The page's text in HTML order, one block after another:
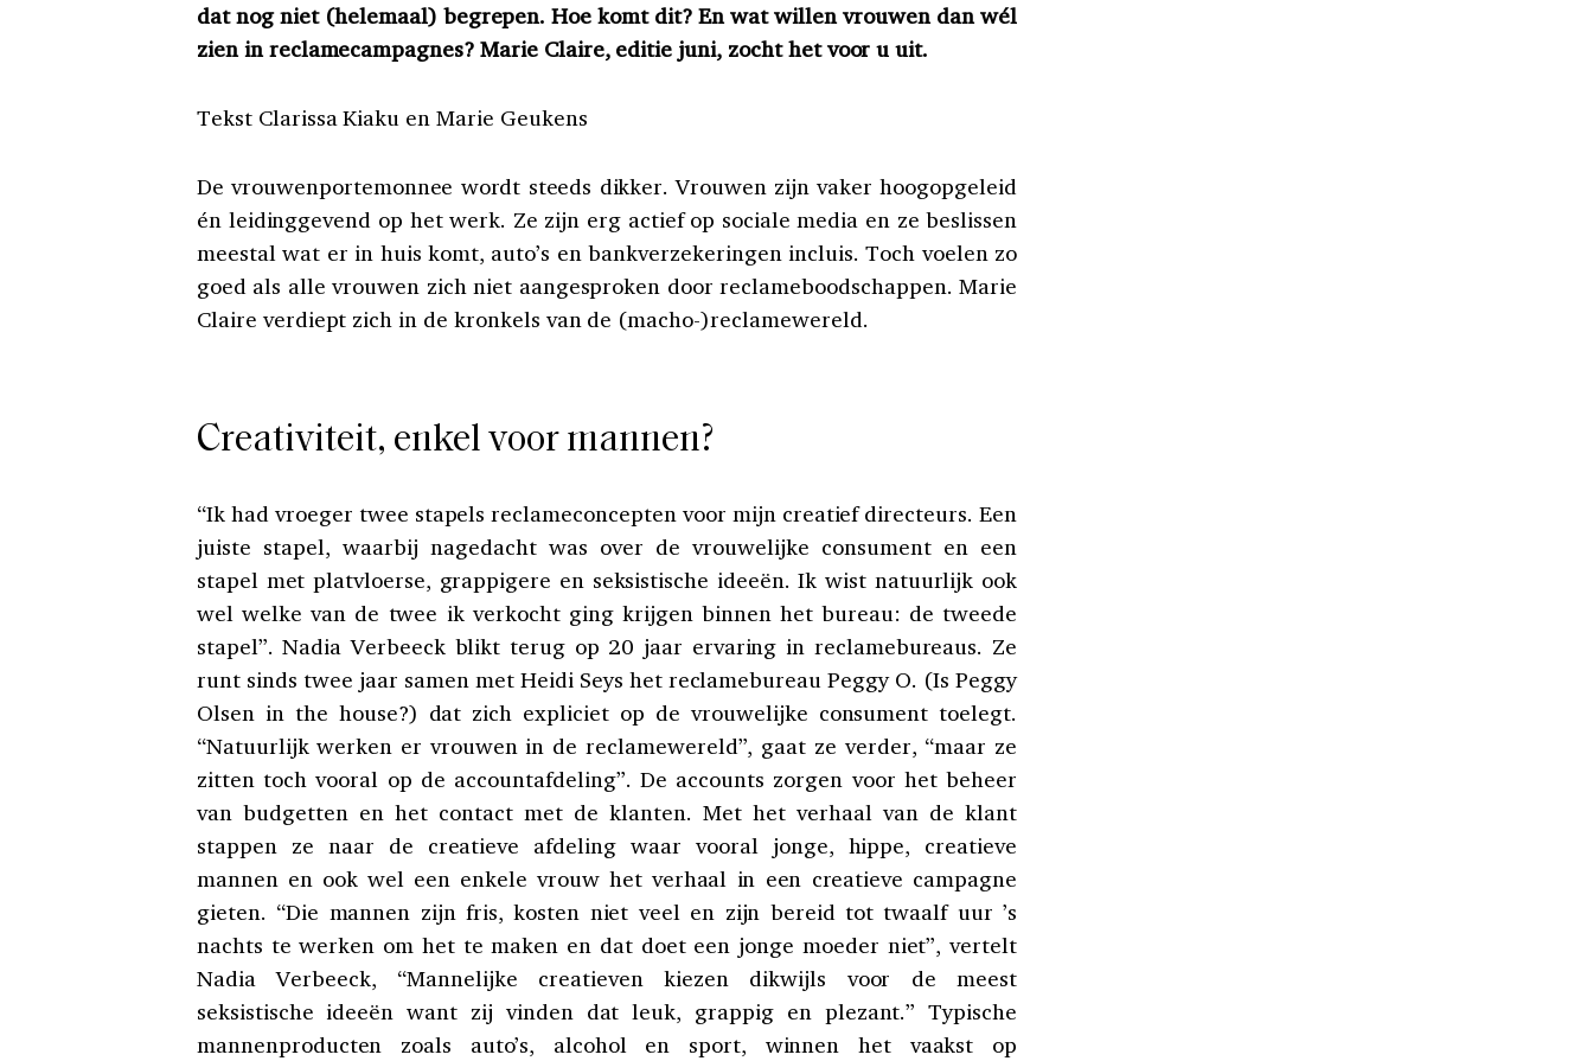
dat nog niet (helemaal) begrepen. Hoe komt dit? En wat willen vrouwen dan wél
zien in reclamecampagnes? Marie Claire, editie juni, zocht het voor u uit.
Tekst Clarissa Kiaku en Marie Geukens
De vrouwenportemonnee wordt steeds dikker. Vrouwen zijn vaker hoogopgeleid
én leidinggevend op het werk. Ze zijn erg actief op sociale media en ze beslissen
meestal wat er in huis komt, auto’s en bankverzekeringen incluis. Toch voelen zo
goed als alle vrouwen zich niet aangesproken door reclameboodschappen. Marie
Claire verdiept zich in de kronkels van de (macho-)reclamewereld.
Creativiteit, enkel voor mannen?
“Ik had vroeger twee stapels reclameconcepten voor mijn creatief directeurs. Een
juiste stapel, waarbij nagedacht was over de vrouwelijke consument en een
stapel met platvloerse, grappigere en seksistische ideeën. Ik wist natuurlijk ook
wel welke van de twee ik verkocht ging krijgen binnen het bureau: de tweede
stapel”. Nadia Verbeeck blikt terug op 20 jaar ervaring in reclamebureaus. Ze
runt sinds twee jaar samen met Heidi Seys het reclamebureau Peggy O. (Is Peggy
Olsen in the house?) dat zich expliciet op de vrouwelijke consument toelegt.
“Natuurlijk werken er vrouwen in de reclamewereld”, gaat ze verder, “maar ze
zitten toch vooral op de accountafdeling”. De accounts zorgen voor het beheer
van budgetten en het contact met de klanten. Met het verhaal van de klant
stappen ze naar de creatieve afdeling waar vooral jonge, hippe, creatieve
mannen en ook wel een enkele vrouw het verhaal in een creatieve campagne
gieten. “Die mannen zijn fris, kosten niet veel en zijn bereid tot twaalf uur ’s
nachts te werken om het te maken en dat doet een jonge moeder niet”, vertelt
Nadia Verbeeck, “Mannelijke creatieven kiezen dikwijls voor de meest
seksistische ideeën want zij vinden dat leuk, grappig en plezant.” Typische
mannenproducten zoals auto’s, alcohol en sport, winnen het vaakst op